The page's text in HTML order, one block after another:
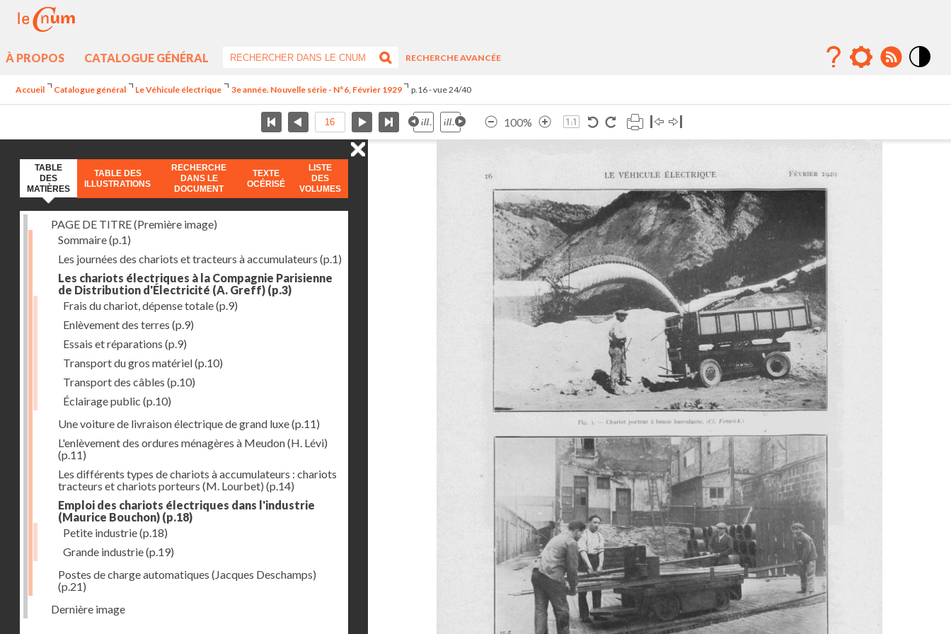
À PROPOS CATALOGUE GÉNÉRAL
RECHERCHE AVANCÉE
Accueil Catalogue général Le Véhicule électrique 3e année. Nouvelle série - N°6, Février 1929 p.16 - vue 24/40
100%
TABLE
DES
MATIÈRES
TABLE DES
ILLUSTRATIONS
RECHERCHE
DANS LE
DOCUMENT
TEXTE
OCÉRISÉ
LISTE
DES
VOLUMES
PAGE DE TITRE (Première image)
Sommaire(p.1)
Les journées des chariots et tracteurs à accumulateurs (p.1)
Les chariots électriques à la Compagnie Parisienne
de Distribution d'Électricité (A. Greff) (p.3)
Frais du chariot, dépense totale(p.9)
Enlèvement des terres (p.9)
Essais et réparations (p.9)
Transport du gros matériel(p.10)
Transport des câbles (p.10)
Éclairage public (p.10)
Une voiture de livraison électrique de grand luxe(p.11)
L'enlèvement des ordures ménagères à Meudon (H. Lévi)
(p.11)
Les différents types de chariots à accumulateurs : chariots
tracteurs et chariots porteurs (M. Lourbet) (p.14)
Emploi des chariots électriques dans l'industrie
(Maurice Bouchon) (p.18)
Petite industrie(p.18)
Grande industrie(p.19)
Postes de charge automatiques (Jacques Deschamps)
(p.21)
Dernière image